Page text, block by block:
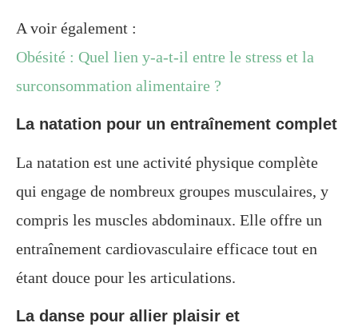
A voir également :
Obésité : Quel lien y-a-t-il entre le stress et la
surconsommation alimentaire ?
La natation pour un entraînement complet
La natation est une activité physique complète
qui engage de nombreux groupes musculaires, y
compris les muscles abdominaux. Elle offre un
entraînement cardiovasculaire efficace tout en
étant douce pour les articulations.
La danse pour allier plaisir et